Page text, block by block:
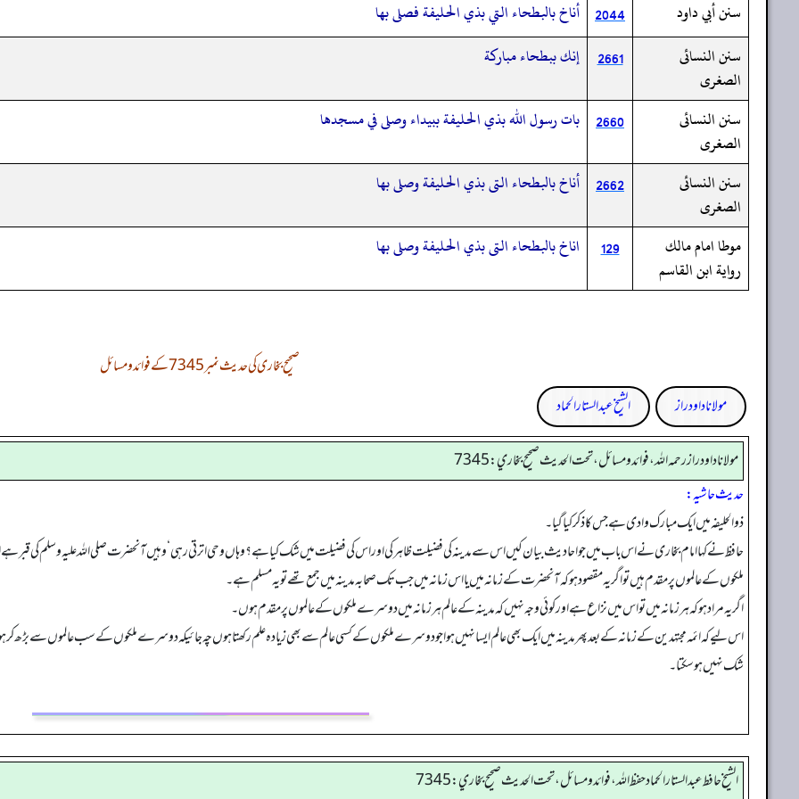
سنن أبي داود
2044 أناخ بالبطحاء التي بذي الحليفة فصلى بها
سنن النسائى
الصغرى
2661 إنك ببطحاء مباركة
سنن النسائى
الصغرى
2660 بات رسول الله بذي الحليفة ببيداء وصلى في مسجدها
سنن النسائى
الصغرى
2662 أناخ بالبطحاء التى بذي الحليفة وصلى بها
موطا امام مالك
رواية ابن القاسم
129 اناخ بالبطحاء التى بذي الحليفة وصلى بها
صحیح بخاری کی حدیث نمبر 7345 کے فوائد و مسائل
مولانا داود راز
الشیخ عبدالستار الحماد
مولانا داود راز رحمه الله، فوائد و مسائل، تحت الحديث صحيح بخاري: 7345
حدیث حاشیہ:
ذوالحلیفہ میں ایک مبارک وادی ہے جس کا ذکر کیا گیا۔
حافظ نے کہا امام بخاری نے اس باب میں جو احادیث بیان کیں اس سے مدینہ کی فضیلت ظاہر کی اور اس کی فضیلت میں شک کیا ہے؟ وہاں وحی اترتی رہی‘ وہیں آنحضرت صلی اللہ علیہ وسلم کی
ملکوں کے عالموں پر مقدم ہیں تو اگر یہ مقصود ہو کہ آنحضرت کے زمانہ میں یا اس زمانہ میں جب تک صحابہ مدینہ میں جمع تھے تو یہ مسلم ہے۔
اگر یہ مراد ہو کہ ہر زمانہ میں تو اس میں نزاع ہے اور کوئی وجہ نہیں کہ مدینہ کے عالم ہر زمانہ میں دوسرے ملکوں کے عالموں پر مقدم ہوں۔
اس لیے کہ ائمہ مجتہدین کے زمانہ کے بعد پھر مدینہ میں ایک بھی عالم ایسا نہیں ہوا جو دوسرے ملکوں کے کسی عالم سے بھی زیادہ علم رکھتا ہوں چہ جائیکہ دوسرے ملکوں کے سب عالموں سے بڑھ کر ہو
شک نہیں ہو سکتا۔
الشيخ حافط عبدالستار الحماد حفظ الله، فوائد و مسائل، تحت الحديث صحيح بخاري:7345